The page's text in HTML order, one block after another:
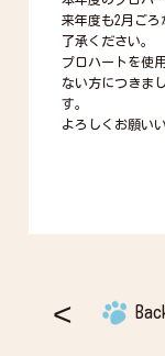
来年度も2月ご
了承ください。
プロハートを使
ない方につきま
す。
よろしくお願い